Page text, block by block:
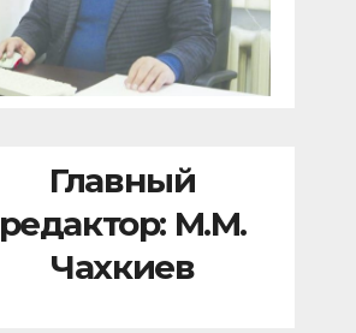
Главный
редактор: М.М.
Чахкиев